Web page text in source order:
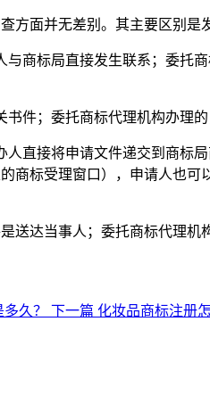
方面并无差别。其主要区别是
商标局直接发生联系；委
件；委托商标代理机构办理
直接将申请文件递交到商
商标受理窗口），申请人也
达当事人；委托商标代理机
久？ 下一篇 化妆品商标注册